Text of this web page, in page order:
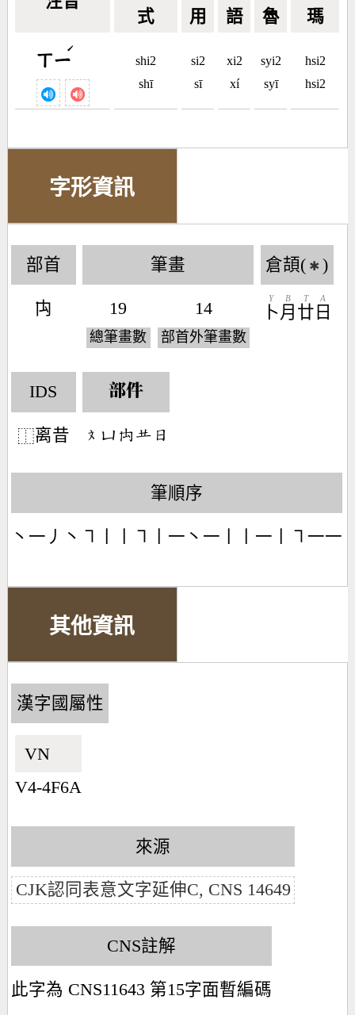
式 用 語 魯 瑪
ㄒㄧ
ˊ
shi2
shī
si2
sī
xi2
xí
syi2
syī
hsi2
hsi2
字形資訊
部首
禸
筆畫
19
總筆畫數
14
部首外筆畫數
倉頡( ✱ )
卜
Y
月
B
廿
T
日
A
IDS
⿰离昔
部件
󶃷󶁏󶄽󶂶󶃐
筆順序
丶一丿丶㇕丨丨㇕丨一丶一丨丨一丨㇕一一
其他資訊
漢字國屬性
VN🇻🇳
V4-4F6A
來源
CJK認同表意文字延伸C, CNS 14649
CNS註解
此字為 CNS11643 第15字面暫編碼